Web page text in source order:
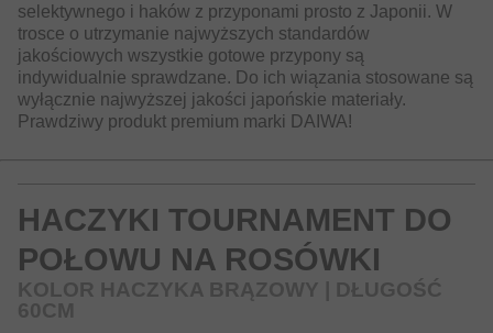
selektywnego i haków z przyponami prosto z Japonii. W
trosce o utrzymanie najwyższych standardów
jakościowych wszystkie gotowe przypony są
indywidualnie sprawdzane. Do ich wiązania stosowane są
wyłącznie najwyższej jakości japońskie materiały.
Prawdziwy produkt premium marki DAIWA!
HACZYKI TOURNAMENT DO
POŁOWU NA ROSÓWKI
KOLOR HACZYKA BRĄZOWY | DŁUGOŚĆ
60CM